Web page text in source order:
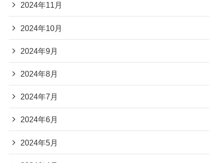
2024年11月
2024年10月
2024年9月
2024年8月
2024年7月
2024年6月
2024年5月